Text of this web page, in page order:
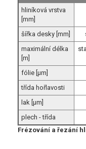
hliníková vrstva
[mm]
šířka desky [mm]
maximální délka
[m]
fólie [µm]
třída hořlavosti
lak [µm]
plech - třída
Frézování a řezání